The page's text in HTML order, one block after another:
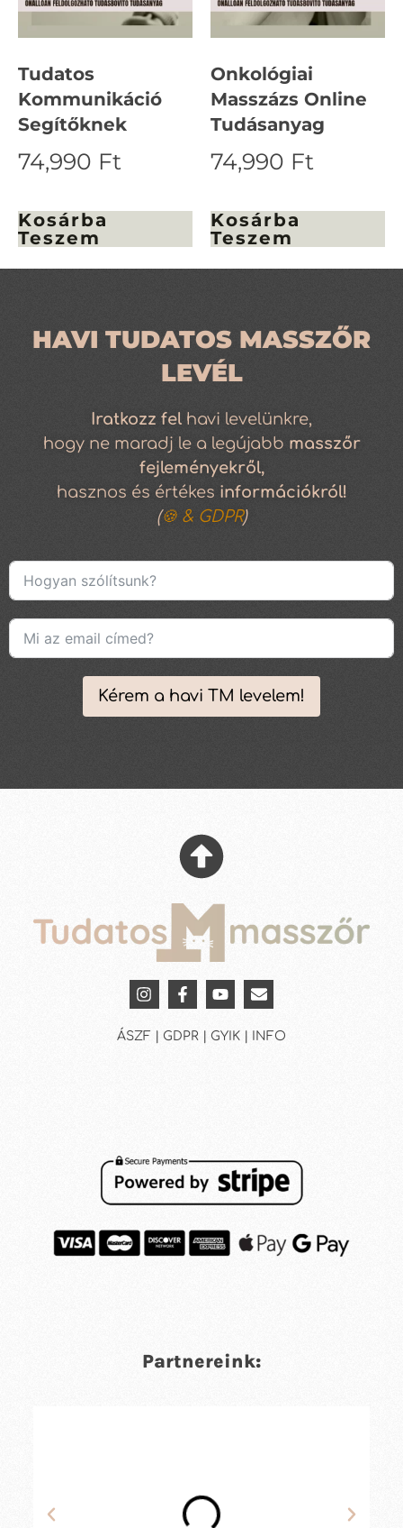
Tudatos
Kommunikáció
Segítőknek
74,990 Ft
Kosárba
Teszem
Onkológiai
Masszázs Online
Tudásanyag
74,990 Ft
Kosárba
Teszem
HAVI TUDATOS MASSZŐR
LEVÉL
Iratkozz fel havi levelünkre,
hogy ne maradj le a legújabb masszőr
fejleményekről,
hasznos és értékes információkról!
(🍪 & GDPR)
Kérem a havi TM levelem!
ÁSZF | GDPR | GYIK | INFO
Partnereink: